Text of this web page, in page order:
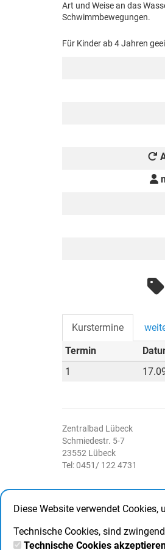
Art und Weise an das
Schwimmbewegungen.
Für Kinder ab 4 Jahren
Kurstermine
Termin
1
Zentralbad Lübeck
Schmiedestr. 5-7
23552 Lübeck
Tel: 0451/ 122 4731
Facebook
Instagram
Diese Website verwendet
Technische Cookies, sind
Technische Cookies